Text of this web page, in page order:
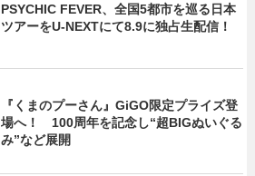
PSYCHIC FEVER、全国5都市を巡る日本
ツアーをU‐NEXTにて8.9に独占生配信！
『くまのプーさん』GiGO限定プライズ登
場へ！ 100周年を記念し“超BIGぬいぐる
み”など展開